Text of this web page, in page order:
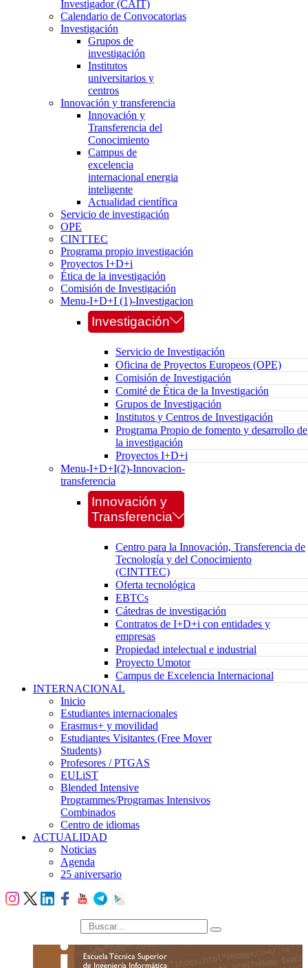
Investigador (CAIT)
Calendario de Convocatorias
Investigación
Grupos de
investigación
Institutos
universitarios y
centros
Innovación y transferencia
Innovación y
Transferencia del
Conocimiento
Campus de
excelencia
internacional energia
inteligente
Actualidad científica
Servicio de investigación
OPE
CINTTEC
Programa propio investigación
Proyectos I+D+i
Ética de la investigación
Comisión de Investigación
Menu-I+D+I (1)-Investigacion
Investigación
Servicio de Investigación
Oficina de Proyectos Europeos (OPE)
Comisión de Investigación
Comité de Ética de la Investigación
Grupos de Investigación
Institutos y Centros de Investigación
Programa Propio de fomento y desarrollo de
la investigación
Proyectos I+D+i
Menu-I+D+I(2)-Innovacion-
transferencia
Innovación y
Transferencia
Centro para la Innovación, Transferencia de
Tecnología y del Conocimiento
(CINTTEC)
Oferta tecnológica
EBTCs
Cátedras de investigación
Contratos de I+D+i con entidades y
empresas
Propiedad intelectual e industrial
Proyecto Umotor
Campus de Excelencia Internacional
INTERNACIONAL
Inicio
Estudiantes internacionales
Erasmus+ y movilidad
Estudiantes Visitantes (Free Mover
Students)
Profesores / PTGAS
EULiST
Blended Intensive
Programmes/Programas Intensivos
Combinados
Centro de idiomas
ACTUALIDAD
Noticias
Agenda
25 aniversario
búsqueda